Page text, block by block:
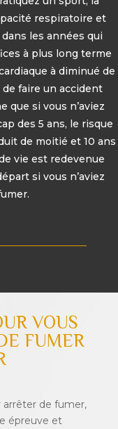
respiratoire et
les années qui
à plus long terme
à diminué de
faire un accident
que si vous n’aviez
des 5 ans, le risque
de moitié et 10 ans
vie est redevenue
si vous n’aviez
VOUS
FUMER
arrêter de fumer,
épreuve et